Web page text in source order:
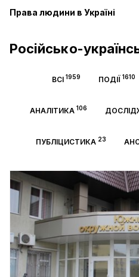
Права людини в Україні
Російсько-
ВСІ 1959 ПОДІЇ 1610
АНАЛІТИКА 106
ПУБЛІЦИСТИКА 23